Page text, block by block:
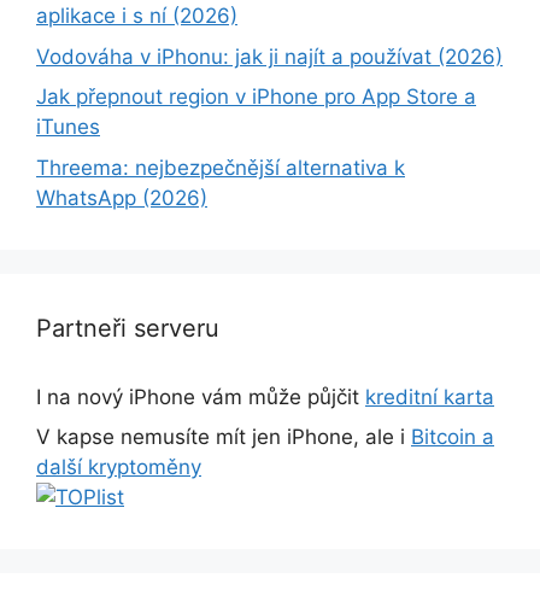
aplikace i s ní (2026)
Vodováha v iPhonu: jak ji najít a používat (2026)
Jak přepnout region v iPhone pro App Store a
iTunes
Threema: nejbezpečnější alternativa k
WhatsApp (2026)
Partneři serveru
I na nový iPhone vám může půjčit kreditní karta
V kapse nemusíte mít jen iPhone, ale i Bitcoin a
další kryptoměny